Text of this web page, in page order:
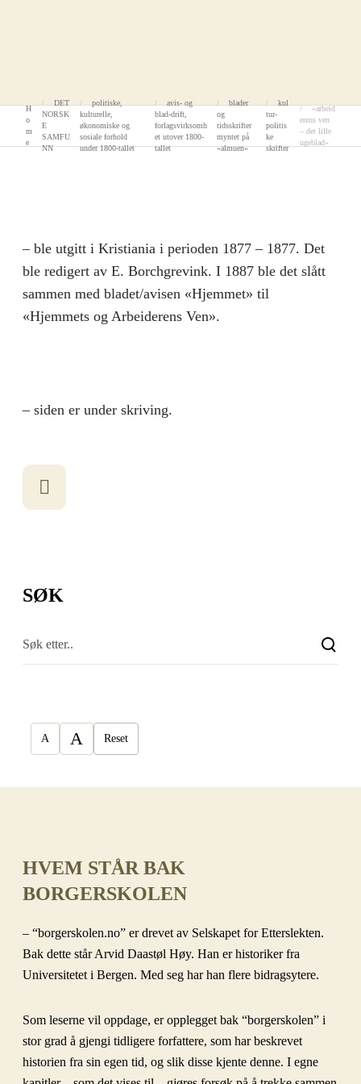
H
o
m
e
DET
NORSK
E
SAMFU
NN
politiske,
kulturelle,
økonomiske og
sosiale forhold
under 1800-tallet
avis- og
blad-drift,
forlagsvirksomh
et utover 1800-
tallet
blader
og
tidsskrifter
myntet på
«almuen»
kul
tur-
politis
ke
skrifter
«arbeid
erens ven
– det lille
ugeblad»
– ble utgitt i Kristiania i perioden 1877 – 1877. Det
ble redigert av E. Borchgrevink. I 1887 ble det slått
sammen med bladet/avisen «Hjemmet» til
«Hjemmets og Arbeiderens Ven».
– siden er under skriving.
SØK
A A Reset
HVEM STÅR BAK
BORGERSKOLEN
– “borgerskolen.no” er drevet av Selskapet for Etterslekten.
Bak dette står Arvid Daastøl Høy. Han er historiker fra
Universitetet i Bergen. Med seg har han flere bidragsytere.
Som leserne vil oppdage, er opplegget bak “borgerskolen” i
stor grad å gjengi tidligere forfattere, som har beskrevet
historien fra sin egen tid, og slik disse kjente denne. I egne